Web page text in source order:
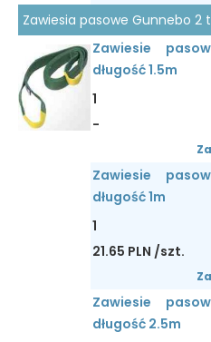
Zawiesia pasowe Gunnebo 2
Zawiesie
długość 1.5m
1
-
Zawiesie
długość 1m
1
21.65 PLN /szt.
Zawiesie
długość 2.5m